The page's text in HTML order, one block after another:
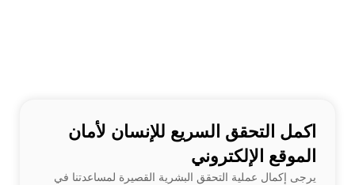
اكمل التحقق السريع للإنسان لأمان
الموقع الإلكتروني
يرجى إكمال عملية التحقق البشرية القصيرة لمساعدتنا في